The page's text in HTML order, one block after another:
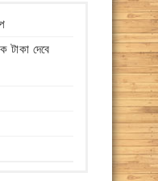
টাকা দেবে